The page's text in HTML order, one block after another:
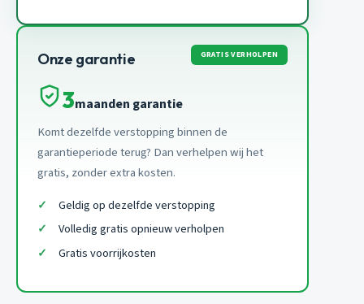
Onze garantie GRATIS VERHOLPEN
3maanden garantie
Komt dezelfde verstopping binnen de
garantieperiode terug? Dan verhelpen wij het
gratis, zonder extra kosten.
Geldig op dezelfde verstopping
Volledig gratis opnieuw verholpen
Gratis voorrijkosten